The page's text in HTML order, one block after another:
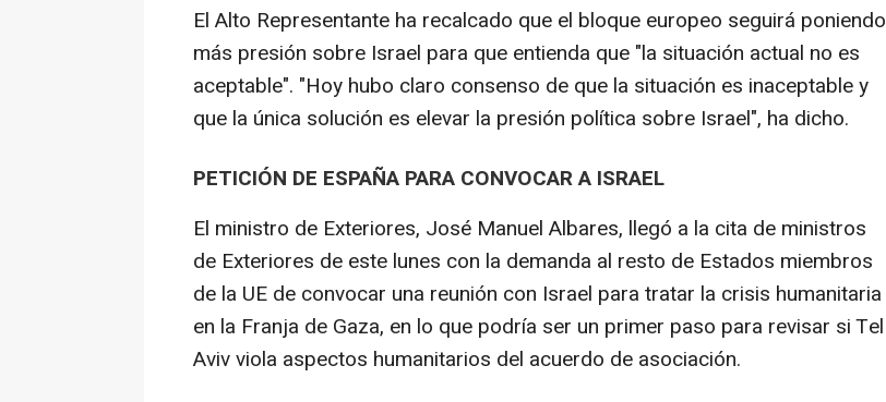
El Alto Representante ha recalcado que el bloque europeo seguirá poniendo
más presión sobre Israel para que entienda que "la situación actual no es
aceptable". "Hoy hubo claro consenso de que la situación es inaceptable y
que la única solución es elevar la presión política sobre Israel", ha dicho.
PETICIÓN DE ESPAÑA PARA CONVOCAR A ISRAEL
El ministro de Exteriores, José Manuel Albares, llegó a la cita de ministros
de Exteriores de este lunes con la demanda al resto de Estados miembros
de la UE de convocar una reunión con Israel para tratar la crisis humanitaria
en la Franja de Gaza, en lo que podría ser un primer paso para revisar si Tel
Aviv viola aspectos humanitarios del acuerdo de asociación.